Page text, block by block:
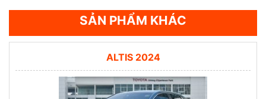
SẢN PHẨM KHÁC
ALTIS 2024